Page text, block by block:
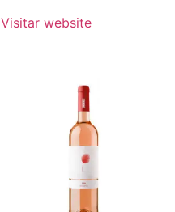
Visitar website